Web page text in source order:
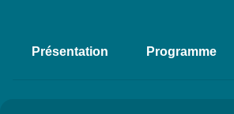
Accéder aux
Présentation Programme